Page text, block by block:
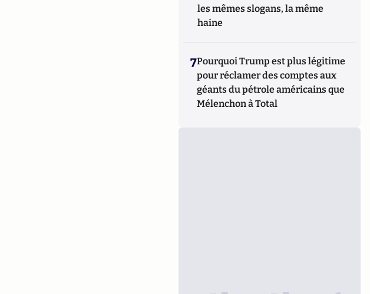
les mêmes slogans, la même
haine
7Pourquoi Trump est plus légitime
pour réclamer des comptes aux
géants du pétrole américains que
Mélenchon à Total